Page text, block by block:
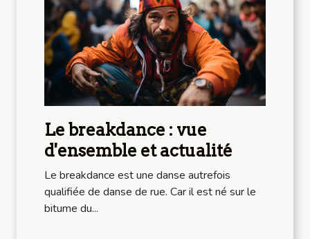
Le breakdance : vue
d'ensemble et actualité
Le breakdance est une danse autrefois
qualifiée de danse de rue. Car il est né sur le
bitume du...